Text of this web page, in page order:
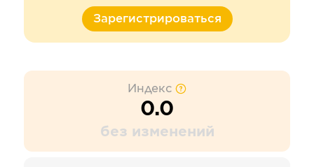
Зарегистрироваться
Индекс
0.0
без изменений